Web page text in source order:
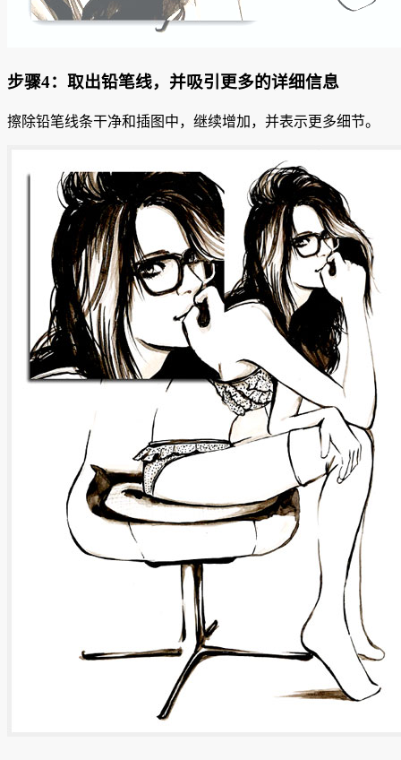
步骤4：取出铅笔线，并吸引更多的详细信息
擦除铅笔线条干净和插图中，继续增加，并表示更多细节。